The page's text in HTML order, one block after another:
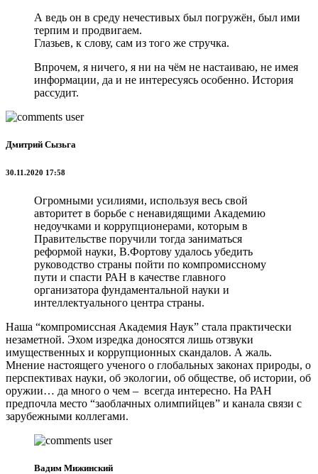
А ведь он в среду нечестивых был погружён, был ими
терпим и продвигаем.
Глазьев, к слову, сам из того же стручка.
Впрочем, я ничего, я ни на чём не настаиваю, не имея
информации, да и не интересуясь особенно. История
рассудит.
Дмитрий Сызьга
30.11.2020 17:58
Огромными усилиями, используя весь свой
авторитет в борьбе с ненавидящими Академию
недоучками и коррупционерами, которым в
Правительстве поручили тогда заниматься
реформой науки, В.Фортову удалось убедить
руководство страны пойти по компромиссному
пути и спасти РАН в качестве главного
организатора фундаментальной науки и
интеллектуального центра страны.
Наша “компромиссная Академия Наук” стала практически
незаметной. Эхом изредка доносятся лишь отзвуки
имущественных и коррупционных скандалов. А жаль.
Мнение настоящего ученого о глобальных законах природы, о
перспективах науки, об экологии, об обществе, об истории, об
оружии… да много о чем – всегда интересно. На РАН
предпочла место “заоблачных олимпийцев” и канала связи с
зарубежными коллегами.
Вадим Мижинский